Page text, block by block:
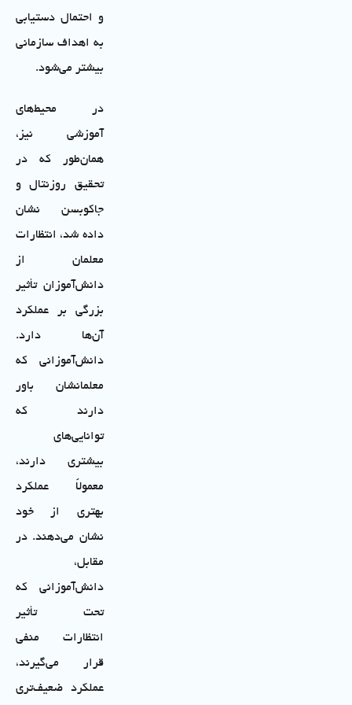
و احتمال دستیابی
به اهداف سازمانی
بیشتر می‌شود.
در محیط‌های
آموزشی نیز،
همان‌طور که در
تحقیق روزنتال و
جاکوبسن نشان
داده شد، انتظارات
معلمان از
دانش‌آموزان تأثیر
بزرگی بر عملکرد
آن‌ها دارد.
دانش‌آموزانی که
معلمانشان باور
دارند که
توانایی‌های
بیشتری دارند،
معمولاً عملکرد
بهتری از خود
نشان می‌دهند. در
مقابل،
دانش‌آموزانی که
تحت تأثیر
انتظارات منفی
قرار می‌گیرند،
عملکرد ضعیف‌تری